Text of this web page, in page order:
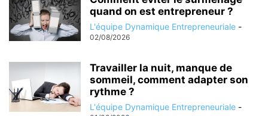
quand on est entrepreneur ?
L'équipe Dynamique Entrepreneuriale -
02/08/2026
Travailler la nuit, manque de
sommeil, comment adapter son
rythme ?
L'équipe Dynamique Entrepreneuriale -